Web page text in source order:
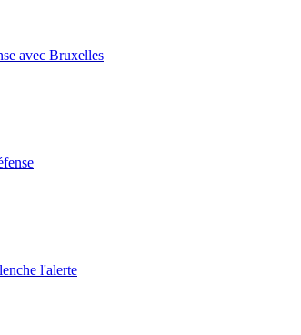
avec Bruxelles
l'alerte